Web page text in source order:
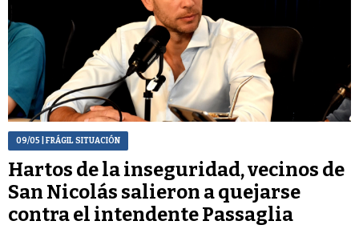
09/05 | FRÁGIL SITUACIÓN
Hartos de la inseguridad, vecinos de
San Nicolás salieron a quejarse
contra el intendente Passaglia